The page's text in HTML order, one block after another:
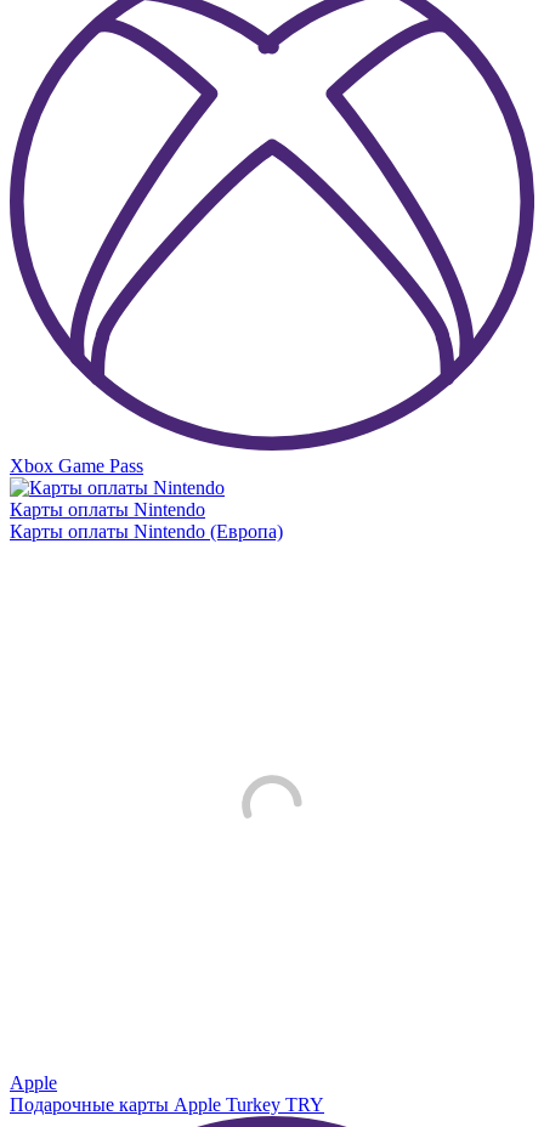
Xbox Game Pass
Карты оплаты Nintendo
Карты оплаты Nintendo (Европа)
Apple
Подарочные карты Apple Turkey TRY